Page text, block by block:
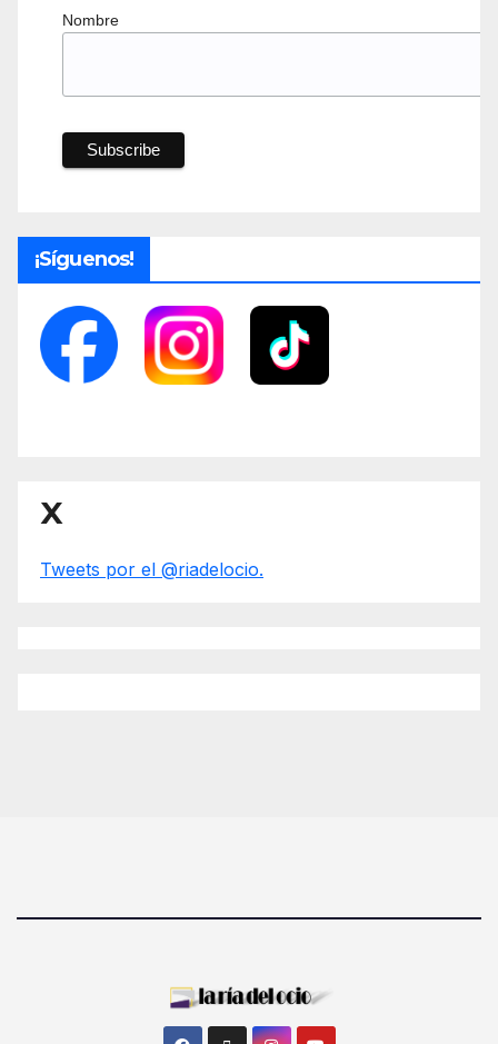
Nombre
¡Síguenos!
X
Tweets por el @riadelocio.